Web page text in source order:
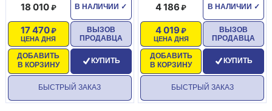
В НАЛИЧИИ ✓
18 010
ЦЕНА ДНЯ
17 470
ДОБАВИТЬ
В КОРЗИНУ
ВЫЗОВ
ПРОДАВЦА
КУПИТЬ
БЫСТРЫЙ ЗАКАЗ
В НАЛИЧИИ ✓
4 186
ЦЕНА ДНЯ
4 019
ДОБАВИТЬ
В КОРЗИНУ
ВЫЗОВ
ПРОДАВЦА
КУПИТЬ
БЫСТРЫЙ ЗАКАЗ